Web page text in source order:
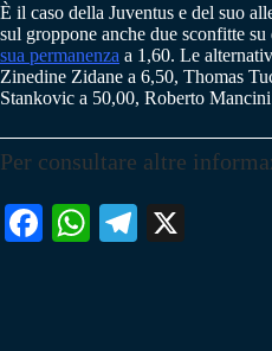
È il caso della Juventus e del suo
sul groppone anche due sconfitte
sua permanenza a 1,60. Le
Zinedine Zidane a 6,50, Thomas
Stankovic a 50,00, Roberto
Per consultare altre
Fa W
Te